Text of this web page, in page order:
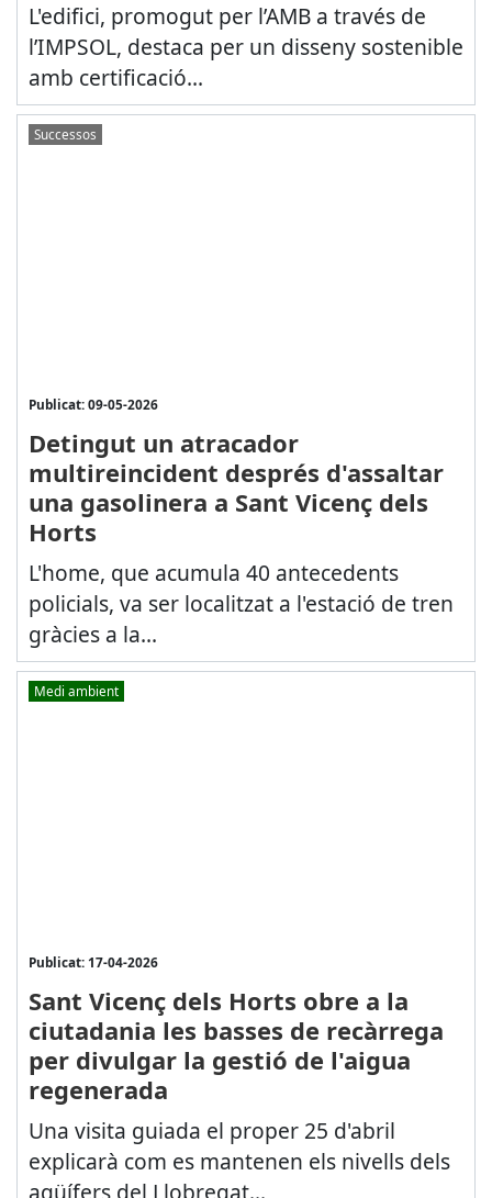
L'edifici, promogut per l’AMB a través de
l’IMPSOL, destaca per un disseny sostenible
amb certificació...
Successos
Publicat: 09-05-2026
Detingut un atracador
multireincident després d'assaltar
una gasolinera a Sant Vicenç dels
Horts
L'home, que acumula 40 antecedents
policials, va ser localitzat a l'estació de tren
gràcies a la...
Medi ambient
Publicat: 17-04-2026
Sant Vicenç dels Horts obre a la
ciutadania les basses de recàrrega
per divulgar la gestió de l'aigua
regenerada
Una visita guiada el proper 25 d'abril
explicarà com es mantenen els nivells dels
aqüífers del Llobregat...